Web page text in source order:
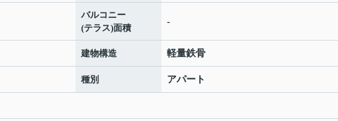
バルコニー
(テラス)面積
-
建物構造 軽量鉄骨
種別 アパート